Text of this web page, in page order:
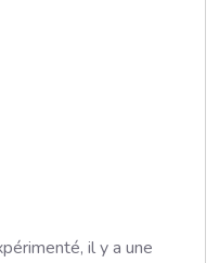
il y a une